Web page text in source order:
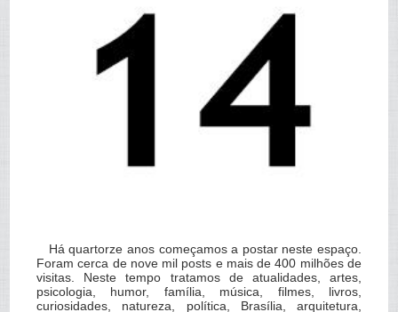
Há quartorze anos começamos a postar neste espaço.
Foram cerca de nove mil posts e mais de 400 milhões de
visitas. Neste tempo tratamos de atualidades, artes,
psicologia, humor, família, música, filmes, livros,
curiosidades, natureza, política, Brasília, arquitetura,